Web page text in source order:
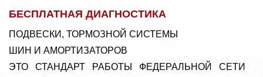
БЕСПЛАТНАЯ ДИАГНОСТИКА
ПОДВЕСКИ, ТОРМОЗНОЙ СИСТЕМЫ
ШИН И АМОРТИЗАТОРОВ
ЭТО СТАНДАРТ РАБОТЫ ФЕДЕРАЛЬНОЙ СЕТИ